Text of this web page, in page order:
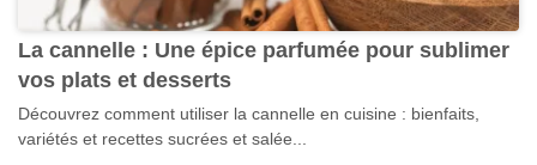
La cannelle : Une épice parfumée pour sublimer
vos plats et desserts
Découvrez comment utiliser la cannelle en cuisine : bienfaits,
variétés et recettes sucrées et salée...